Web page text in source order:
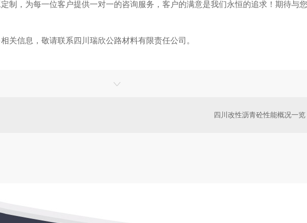
制，为每一位客户提供一对一的咨询服务，客户的满意是我们永恒的追求！期待与
关信息，敬请联系四川瑞欣公路材料有限责任公司。
四川改性沥青砼性能概况一览